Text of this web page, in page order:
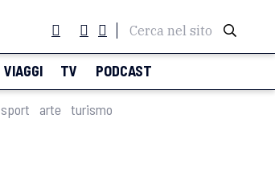
Cerca nel sito
VIAGGI TV PODCAST
sport arte turismo